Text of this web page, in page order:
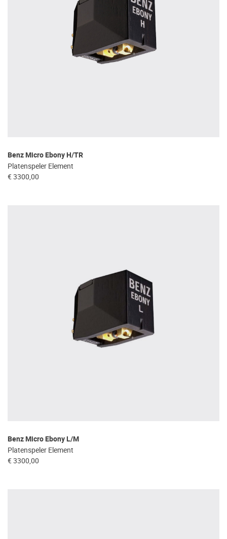
Benz Micro Ebony H/TR
Platenspeler Element
€ 3300,00
Benz Micro Ebony L/M
Platenspeler Element
€ 3300,00